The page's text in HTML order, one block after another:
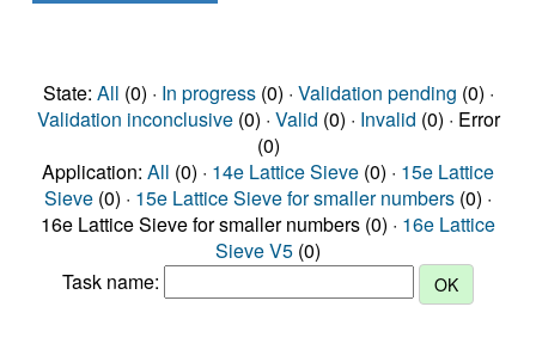
State: All (0) · In progress(0) · Validation pending (0) ·
Validation inconclusive(0) · Valid (0) · Invalid (0) · Error
(0)
Application: All (0) · 14e Lattice Sieve (0) · 15e Lattice
Sieve (0) · 15e Lattice Sieve for smaller numbers (0) ·
16e Lattice Sieve for smaller numbers (0) · 16e Lattice
Sieve V5 (0)
Task name: